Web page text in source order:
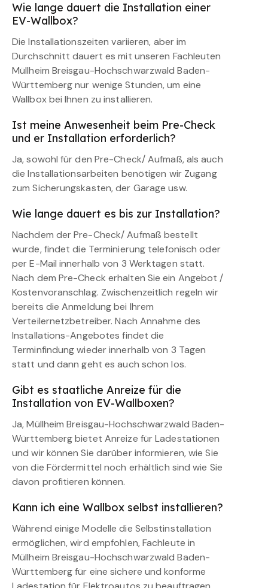
Wie lange dauert die Installation einer
EV-Wallbox?
Die Installationszeiten variieren, aber im
Durchschnitt dauert es mit unseren Fachleuten
Müllheim Breisgau-Hochschwarzwald Baden-
Württemberg nur wenige Stunden, um eine
Wallbox bei Ihnen zu installieren.
Ist meine Anwesenheit beim Pre-Check
und er Installation erforderlich?
Ja, sowohl für den Pre-Check/ Aufmaß, als auch
die Installationsarbeiten benötigen wir Zugang
zum Sicherungskasten, der Garage usw.
Wie lange dauert es bis zur Installation?
Nachdem der Pre-Check/ Aufmaß bestellt
wurde, findet die Terminierung telefonisch oder
per E-Mail innerhalb von 3 Werktagen statt.
Nach dem Pre-Check erhalten Sie ein Angebot /
Kostenvoranschlag. Zwischenzeitlich regeln wir
bereits die Anmeldung bei Ihrem
Verteilernetzbetreiber. Nach Annahme des
Installations-Angebotes findet die
Terminfindung wieder innerhalb von 3 Tagen
statt und dann geht es auch schon los.
Gibt es staatliche Anreize für die
Installation von EV-Wallboxen?
Ja, Müllheim Breisgau-Hochschwarzwald Baden-
Württemberg bietet Anreize für Ladestationen
und wir können Sie darüber informieren, wie Sie
von die Fördermittel noch erhältlich sind wie Sie
davon profitieren können.
Kann ich eine Wallbox selbst installieren?
Während einige Modelle die Selbstinstallation
ermöglichen, wird empfohlen, Fachleute in
Müllheim Breisgau-Hochschwarzwald Baden-
Württemberg für eine sichere und konforme